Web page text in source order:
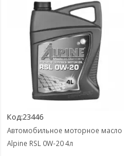
Код:23446
Автомобильное моторное масло
Alpine RSL 0W-20 4л